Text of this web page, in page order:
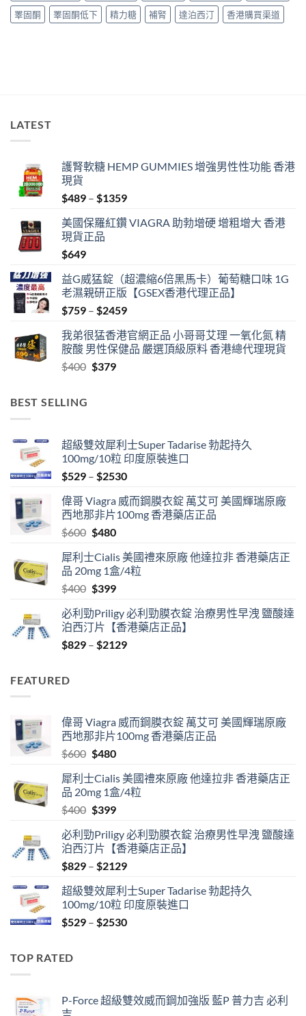
完
睪固酮
睪固酮低下 精力糖 補腎 達泊西汀 香港購買渠道
LATEST
護腎軟糖 HEMP GUMMIES 增強男性性功能 香港
現貨
$489 – $1359Price
$489
美國保羅紅鑽 VIAGRA 助勃增硬 增粗增大 香港
現貨正品
$649
益G威猛錠（超濃縮6倍黑馬卡）葡萄糖口味 1G
老濕親研正版【GSEX香港代理正品】
$759 – $2459Price
$759
through
我弟很猛香港官網正品 小哥哥艾理 一氧化氮 精
胺酸 男性保健品 嚴選頂級原料 香港總代理現貨
$400 Original
$379Current
BEST SELLING
超級雙效犀利士Super Tadarise 勃起持久
100mg/10粒 印度原裝進口
$529 – $2530Price
$529
through
偉哥 Viagra 威而鋼膜衣錠 萬艾可 美國輝瑞原廠
西地那非片100mg 香港藥店正品
$600 Original
was:
$600.
$480Current
is:
$480.
犀利士Cialis 美國禮來原廠 他達拉非 香港藥店正
品 20mg 1盒/4粒
$400 Original
was:
$400.
$399Current
is:
$399.
必利勁Priligy 必利勁膜衣錠 治療男性早洩 鹽酸達
泊西汀片【香港藥店正品】
$829 – $2129Price
FEATURED
偉哥 Viagra 威而鋼膜衣錠 萬艾可 美國輝瑞原廠
西地那非片100mg 香港藥店正品
$600 Original
was:
$600.
$480Current
is:
$480.
犀利士Cialis 美國禮來原廠 他達拉非 香港藥店正
品 20mg 1盒/4粒
$400 Original
was:
$400.
$399Current
is:
$399.
必利勁Priligy 必利勁膜衣錠 治療男性早洩 鹽酸達
泊西汀片【香港藥店正品】
$829 – $2129Price
$829
through
$2129
超級雙效犀利士Super Tadarise 勃起持久
100mg/10粒 印度原裝進口
$529 – $2530Price
TOP RATED
P-Force 超級雙效威而鋼加強版 藍P 普力吉 必利